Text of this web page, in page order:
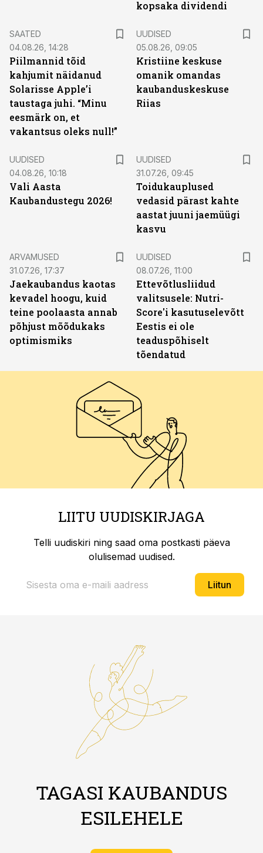
kopsaka dividendi
SAATED
04.08.26, 14:28
Piilmannid tõid
kahjumit näidanud
Solarisse Apple’i
taustaga juhi. “Minu
eesmärk on, et
vakantsus oleks null!”
UUDISED
05.08.26, 09:05
Kristiine keskuse
omanik omandas
kaubanduskeskuse
Riias
UUDISED
04.08.26, 10:18
Vali Aasta
Kaubandustegu 2026!
UUDISED
31.07.26, 09:45
Toidukauplused
vedasid pärast kahte
aastat juuni jaemüügi
kasvu
ARVAMUSED
31.07.26, 17:37
Jaekaubandus kaotas
kevadel hoogu, kuid
teine poolaasta annab
põhjust mõõdukaks
optimismiks
UUDISED
08.07.26, 11:00
Ettevõtlusliidud
valitsusele: Nutri-
Score'i kasutuselevõtt
Eestis ei ole
teaduspõhiselt
tõendatud
LIITU UUDISKIRJAGA
Telli uudiskiri ning saad oma postkasti päeva
olulisemad uudised.
Liitun
TAGASI KAUBANDUS
ESILEHELE